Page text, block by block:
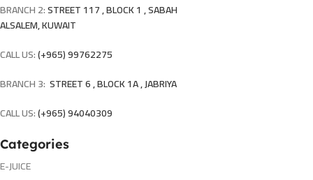
BRANCH 2:STREET 117 , BLOCK 1 , SABAH
ALSALEM, KUWAIT
CALL US:(+965) 99762275
BRANCH 3: STREET 6 , BLOCK 1A , JABRIYA
CALL US:(+965) 94040309
Categories
E-JUICE